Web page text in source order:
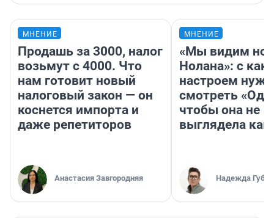
МНЕНИЕ
Продашь за 3000, налог
возьмут с 4000. Что
нам готовит новый
налоговый закон — он
коснется импорта и
даже репетиторов
Анастасия Завгородняя
МНЕНИЕ
«Мы видим
Нолана»: с
настроем
смотреть
чтобы она не
выглядела как
Надежда